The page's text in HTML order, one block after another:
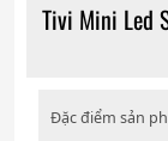
Tivi Mini Led
Đặc điểm sản